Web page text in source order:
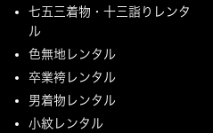
七五三着物・十三詣りレンタ
ル
色無地レンタル
卒業袴レンタル
男着物レンタル
小紋レンタル